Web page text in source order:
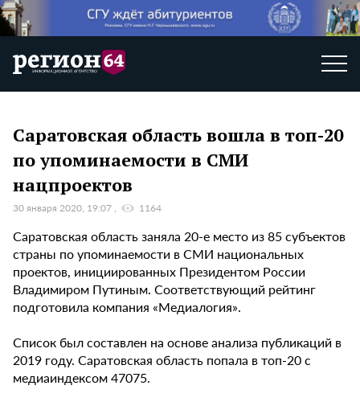
Саратовская область вошла в топ-20
по упоминаемости в СМИ
нацпроектов
30 января 2020, 19:07 1164
Саратовская область заняла 20-е место из 85 субъектов
страны по упоминаемости в СМИ национальных
проектов, инициированных Президентом России
Владимиром Путиным. Соответствующий рейтинг
подготовила компания «Медиалогия».
Список был составлен на основе анализа публикаций в
2019 году. Саратовская область попала в топ-20 с
медиаиндексом 47075.